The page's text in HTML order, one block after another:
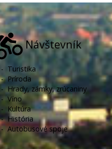
Návštevník
- Turistika
-Príroda
-Hrady, zámky, zrúcaniny
-Víno
- Kultúra
-História
-Autobusové spoje